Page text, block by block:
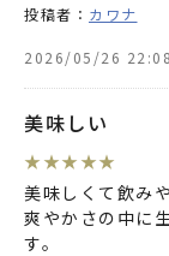
投稿者： カワナ
2026/05/26
美味しい
★ ★★ ★★
美味しくて飲み
爽やかさの中に
す。